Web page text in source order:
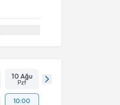
10 Ağu
Pzt
10:00